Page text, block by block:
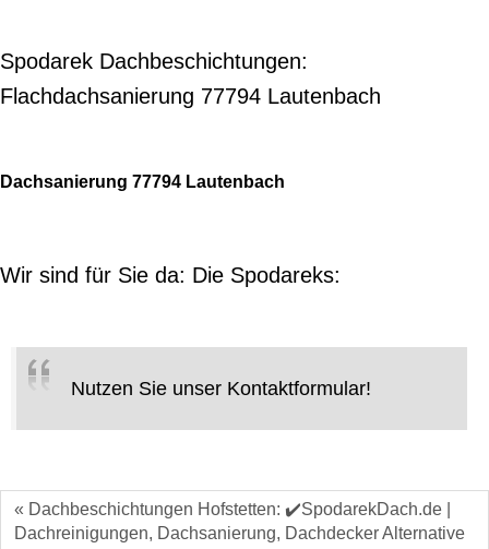
Spodarek Dachbeschichtungen:
Flachdachsanierung 77794 Lautenbach
Dachsanierung 77794 Lautenbach
Wir sind für Sie da: Die Spodareks:
Nutzen Sie unser Kontaktformular!
« Dachbeschichtungen Hofstetten: ✔️SpodarekDach.de |
Dachreinigungen, Dachsanierung, Dachdecker Alternative